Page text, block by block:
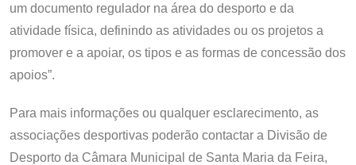
um documento regulador na área do desporto e da
atividade física, definindo as atividades ou os projetos a
promover e a apoiar, os tipos e as formas de concessão dos
apoios”.
Para mais informações ou qualquer esclarecimento, as
associações desportivas poderão contactar a Divisão de
Desporto da Câmara Municipal de Santa Maria da Feira,